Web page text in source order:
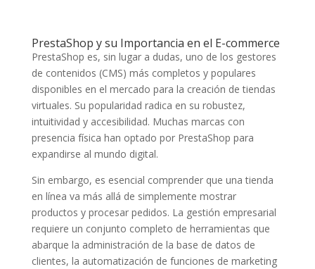
PrestaShop y su Importancia en el E-commerce
PrestaShop es, sin lugar a dudas, uno de los gestores
de contenidos (CMS) más completos y populares
disponibles en el mercado para la creación de tiendas
virtuales. Su popularidad radica en su robustez,
intuitividad y accesibilidad. Muchas marcas con
presencia física han optado por PrestaShop para
expandirse al mundo digital.
Sin embargo, es esencial comprender que una tienda
en línea va más allá de simplemente mostrar
productos y procesar pedidos. La gestión empresarial
requiere un conjunto completo de herramientas que
abarque la administración de la base de datos de
clientes, la automatización de funciones de marketing